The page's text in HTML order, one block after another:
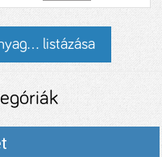
listázása